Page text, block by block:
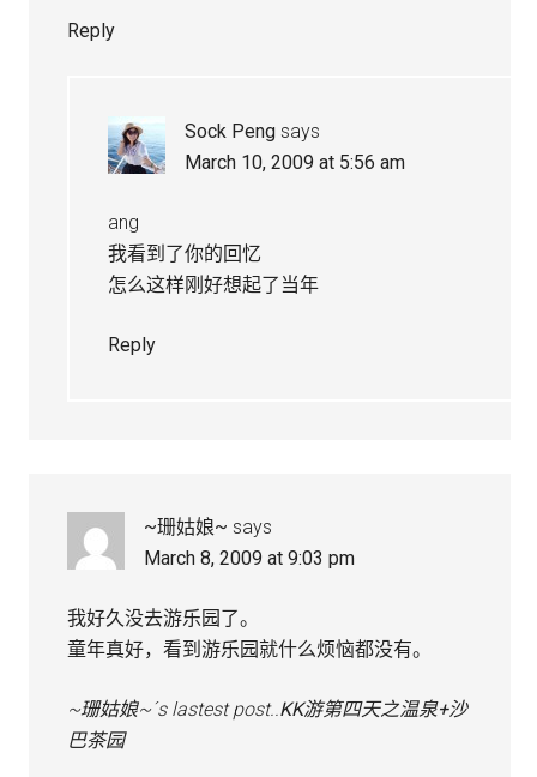
Reply
Sock Peng says
March 10, 2009 at 5:56 am
ang
我看到了你的回忆
怎么这样刚好想起了当年
Reply
~珊姑娘~ says
March 8, 2009 at 9:03 pm
我好久没去游乐园了。
童年真好，看到游乐园就什么烦恼都没有。
~珊姑娘~´s lastest post..KK游第四天之温泉+沙
巴茶园